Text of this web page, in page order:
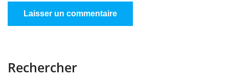
Rechercher